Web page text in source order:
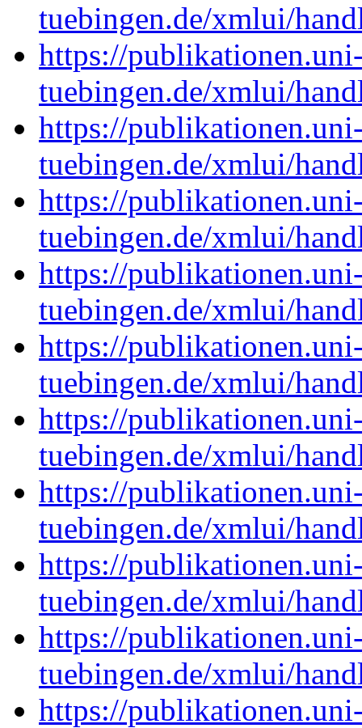
tuebingen.de/xmlui/
https://
tuebingen.de/xmlui/
https://
tuebingen.de/xmlui/
https://
tuebingen.de/xmlui/
https://
tuebingen.de/xmlui/
https://
tuebingen.de/xmlui/
https://
tuebingen.de/xmlui/
https://
tuebingen.de/xmlui/
https://
tuebingen.de/xmlui/
https://
tuebingen.de/xmlui/
https://